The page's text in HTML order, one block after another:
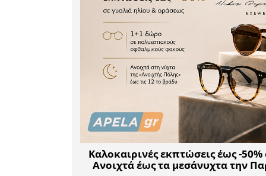
από τις